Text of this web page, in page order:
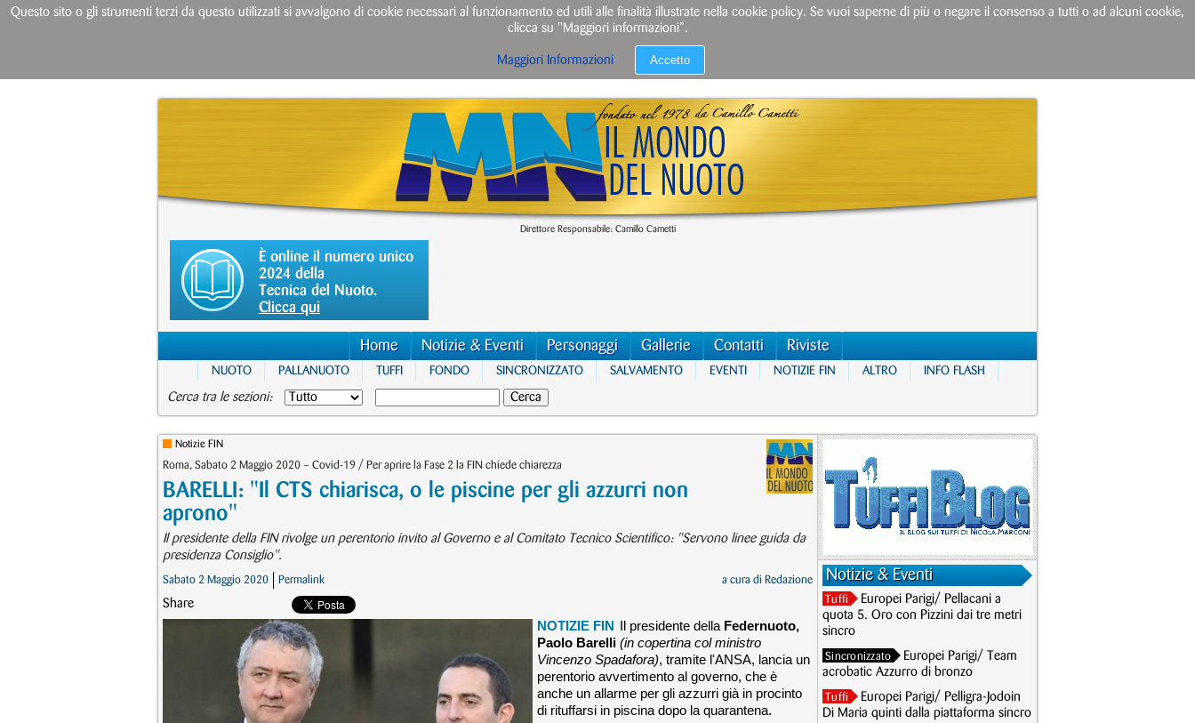
Direttore Responsabile: Camillo Cametti
È online il numero unico
2024 della
Tecnica del Nuoto.
Clicca qui
Home Notizie & Eventi Personaggi Gallerie Contatti Riviste
NUOTO PALLANUOTO TUFFI FONDO SINCRONIZZATO SALVAMENTO EVENTI NOTIZIE FIN ALTRO INFO FLASH
Cerca tra le sezioni:
Notizie FIN
Roma, Sabato 2 Maggio 2020 – Covid-19 / Per aprire la Fase 2 la FIN chiede chiarezza
BARELLI: "Il CTS chiarisca, o le piscine per gli azzurri non
aprono"
Il presidente della FIN rivolge un perentorio invito al Governo e al Comitato Tecnico Scientifico: "Servono linee guida da
presidenza Consiglio".
Sabato 2 Maggio 2020 Permalink a cura di Redazione
Share
NOTIZIE FIN Il presidente della Federnuoto,
Paolo Barelli (in copertina col ministro
Vincenzo Spadafora), tramite l'ANSA, lancia un
perentorio avvertimento al governo, che è
anche un allarme per gli azzurri già in procinto
di rituffarsi in piscina dopo la quarantena.
Notizie & Eventi
Tuffi
Europei Parigi/ Pellacani a
quota 5. Oro con Pizzini dai tre metri
sincro
Sincronizzato
Europei Parigi/ Team
acrobatic Azzurro di bronzo
Tuffi
Europei Parigi/ Pelligra-Jodoin
Di Maria quinti dalla piattaforma sincro
Questo sito o gli strumenti terzi da questo utilizzati si avvalgono di cookie necessari al funzionamento ed utili alle finalità illustrate nella cookie policy. Se vuoi saperne di più o negare il consenso a tutti o ad alcuni cookie,
clicca su "Maggiori informazioni”.
Maggiori Informazioni Accetto